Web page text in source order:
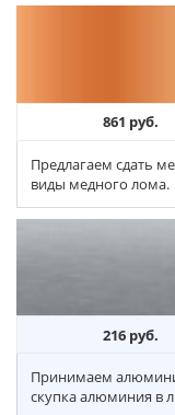
861 руб.
Предлагаем сдать
виды медного лома.
216 руб.
Принимаем
скупка алюминия в